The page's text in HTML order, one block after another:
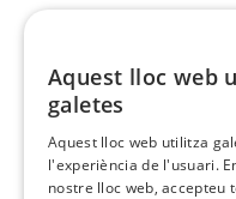
Aquest lloc web
galetes
Aquest lloc web utilitza
l'experiència de l'usuari.
nostre lloc web, accepteu